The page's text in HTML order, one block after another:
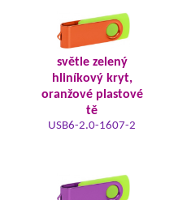
světle zelený
hliníkový kryt,
oranžové plastové
tě
USB6-2.0-1607-2